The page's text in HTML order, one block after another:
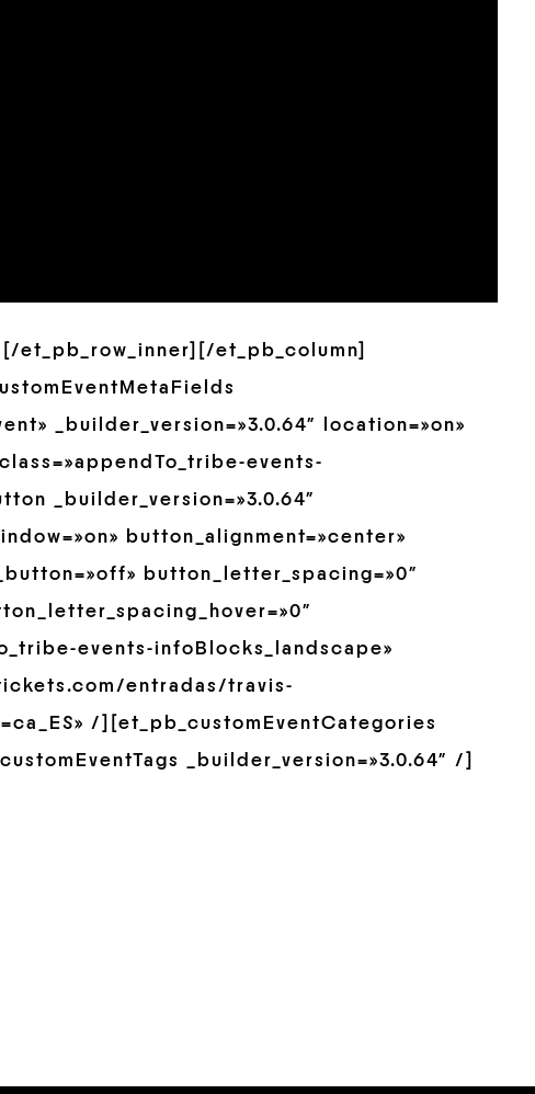
et_pb_row_inner][/et_pb_column]
_builder_version=»3.0.64″ location=»on»
events-
_builder_version=»3.0.64″
button_alignment=»center»
button_letter_spacing=»0″
events-infoBlocks_landscape»
entradas/travis-
/][et_pb_customEventCategories
_builder_version=»3.0.64″ /]